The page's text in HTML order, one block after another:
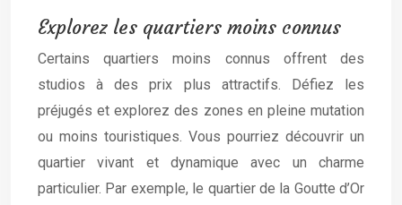
Explorez les quartiers moins connus
Certains quartiers moins connus offrent des
studios à des prix plus attractifs. Défiez les
préjugés et explorez des zones en pleine mutation
ou moins touristiques. Vous pourriez découvrir un
quartier vivant et dynamique avec un charme
particulier. Par exemple, le quartier de la Goutte d’Or